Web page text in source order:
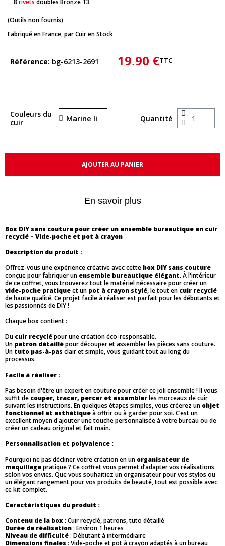
8 rivets doubles Bronze T3
(Outils non fournis)
Fabriqué en France, par Cuir en Stock
Référence bg-6213-2691 19,90 €TTC
Couleurs du
cuir
Quantité
AJOUTER AU PANIER
En savoir plus
Box DIY sans couture pour créer un ensemble bureautique en cuir
recyclé – Vide-poche et pot à crayon
Description du produit :
Offrez-vous une expérience créative avec cette box DIY sans couture
conçue pour fabriquer un ensemble bureautique élégant. À l'intérieur
de ce coffret, vous trouverez tout le matériel nécessaire pour créer un
vide-poche pratiqueet un pot à crayon stylé, le tout en cuir recyclé
de haute qualité. Ce projet facile à réaliser est parfait pour les débutants et
les passionnés de DIY !
Chaque box contient :
Du cuir recyclépour une création éco-responsable.
Un patron détaillépour découper et assembler les pièces sans couture.
Un tuto pas-à-pas clair et simple, vous guidant tout au long du
processus.
Facile à réaliser :
Pas besoin d'être un expert en couture pour créer ce joli ensemble ! Il vous
suffit de couper, tracer, percer et assemblerles morceaux de cuir
suivant les instructions. En quelques étapes simples, vous créerez un objet
fonctionnel et esthétiqueà offrir ou à garder pour soi. C’est un
excellent moyen d'ajouter une touche personnalisée à votre bureau ou de
créer un cadeau original et fait main.
Personnalisation et polyvalence :
Pourquoi ne pas décliner votre création en un organisateur de
maquillagepratique ? Ce coffret vous permet d’adapter vos réalisations
selon vos envies. Que vous souhaitiez un organisateur pour vos stylos ou
un élégant rangement pour vos produits de beauté, tout est possible avec
ce kit complet.
Caractéristiques du produit :
Contenu de la box: Cuir recyclé, patrons, tuto détaillé
Durée de réalisation: Environ 1 heures
Niveau de difficulté: Débutant à intermédiaire
Dimensions finales : Vide-poche et pot à crayon adaptés à un bureau